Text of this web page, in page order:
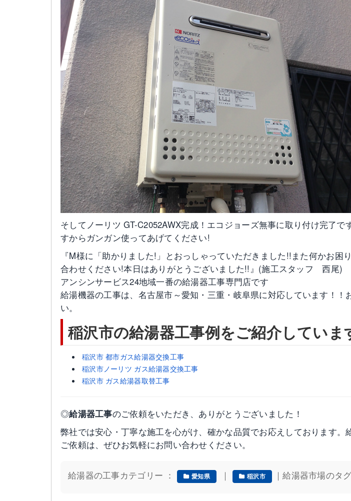
そしてノーリツ GT-C2052AWX完成！エコジョーズ無事に取り付け完了で
すからガンガン使ってあげてください!
『M様に「助かりました!」とおっしゃっていただきました!!また何かお困
合わせください!本日はありがとうございました!!』(施工スタッフ 西尾)
アンシンサービス24地域一番の給湯器工事専門店です
給湯機器の工事は、名古屋市～愛知・三重・岐阜県に対応しています！！
い。
稲沢市の給湯器工事例をご紹介していま
稲沢市 都市ガス給湯器交換工事
稲沢市ノーリツ ガス給湯器交換工事
稲沢市 ガス給湯器取替工事
◎給湯器工事のご依頼をいただき、ありがとうございました！
弊社では安心・丁寧な施工を心がけ、確かな品質でお応えしております。
ご依頼は、ぜひお気軽にお問い合わせください。
給湯器の工事カテゴリー ： 愛知県 ｜ 稲沢市 ｜給湯器市場のタ